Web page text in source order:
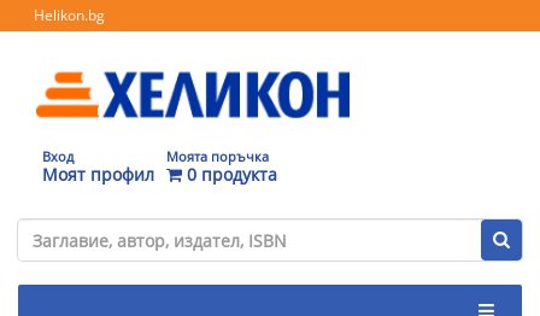
Helikon.bg
Вход
Моят профил
Моята поръчка
0 продукта